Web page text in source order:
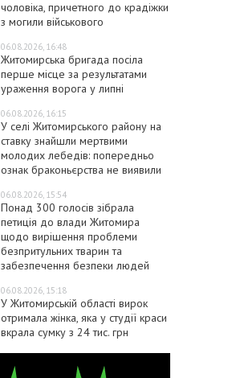
чоловіка, причетного до крадіжки
з могили військового
06.08.2026, 16:48
Житомирська бригада посіла
перше місце за результатами
ураження ворога у липні
06.08.2026, 16:15
У селі Житомирського району на
ставку знайшли мертвими
молодих лебедів: попередньо
ознак браконьєрства не виявили
06.08.2026, 15:54
Понад 300 голосів зібрала
петиція до влади Житомира
щодо вирішення проблеми
безпритульних тварин та
забезпечення безпеки людей
06.08.2026, 15:18
У Житомирській області вирок
отримала жінка, яка у студії краси
вкрала сумку з 24 тис. грн